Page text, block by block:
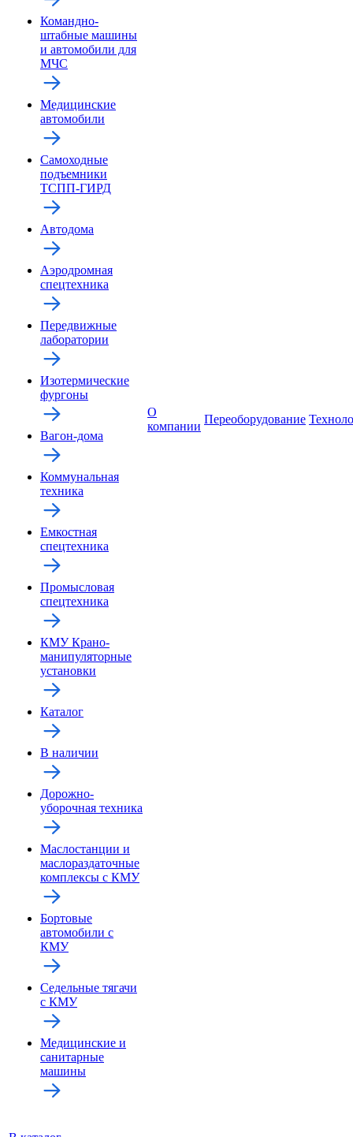
Командно-
штабные машины
и автомобили для
МЧС
Медицинские
автомобили
Самоходные
подъемники
ТСПП-ГИРД
Автодома
Аэродромная
спецтехника
Передвижные
лаборатории
Изотермические
фургоны
Вагон-дома
Коммунальная
техника
Емкостная
спецтехника
Промысловая
спецтехника
КМУ Крано-
манипуляторные
установки
Каталог
В наличии
Дорожно-
уборочная техника
Маслостанции и
маслораздаточные
комплексы с КМУ
Бортовые
автомобили с
КМУ
Седельные тягачи
с КМУ
Медицинские и
санитарные
машины
О
компании
Переоборудование